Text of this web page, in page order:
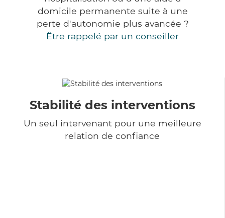
domicile permanente suite à une
perte d'autonomie plus avancée ?
Être rappelé par un conseiller
Stabilité des interventions
Un seul intervenant pour une meilleure
relation de confiance